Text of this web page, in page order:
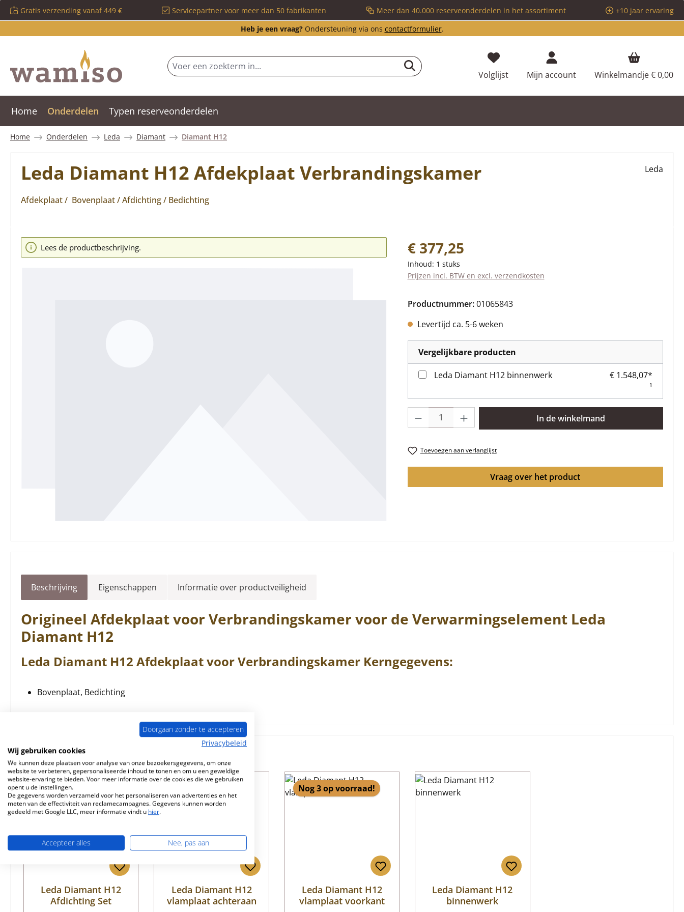
naar de hoofdinhoud
Ga naar de zoekopdracht
Ga naar de hoofdnavigatie
Gratis verzending vanaf 449 € Servicepartner voor meer dan 50 fabrikanten Meer dan 40.000 reserveonderdelen in het assortiment
+10 jaar ervaring
Heb je een vraag?Ondersteuning via ons contactformulier.
VolglijstJe hebt 0 items op je verlanglijstje
Mijn account Winkelmandje€ 0,00
Home Onderdelen Typen reserveonderdelen
Home Onderdelen Leda Diamant Diamant H12
Leda Diamant H12 Afdekplaat Verbrandingskamer
Afdekplaat / Bovenplaat / Afdichting / Bedichting
Leda
Afbeeldingengalerij overslaan
Lees de productbeschrijving. Normale prijs:
€ 377,25
Inhoud: 1 stuks
Prijzen incl. BTW en excl. verzendkosten
Productnummer:01065843
Levertijd ca. 5-6 weken
Vergelijkbare producten
Leda Diamant H12 binnenwerk
€ 1.548,07*
¹
Producthoeveelheid: Voer de gewenste hoeveelheid in of gebruik de knoppen
In de winkelmand
Toevoegen aan verlanglijst
Vraag over het product
Beschrijving Eigenschappen Informatie over productveiligheid
Origineel Afdekplaatvoor Verbrandingskamer voor de Verwarmingselement Leda
Diamant H12
Leda Diamant H12 AfdekplaatvoorVerbrandingskamer Kerngegevens:
Bovenplaat, Bedichting
Vergelijkbare producten
Productgalerij overslaan
Nog 1 op voorraad!
Leda Diamant H12
Afdichting Set
Leda Diamant H12
vlamplaat achteraan
Nog 3 op voorraad!
Leda Diamant H12
vlamplaat voorkant
Leda Diamant H12
binnenwerk
Doorgaan zonder te accepteren
Privacybeleid
Wij gebruiken cookies
We kunnen deze plaatsen voor analyse van onze bezoekersgegevens, om onze
website te verbeteren, gepersonaliseerde inhoud te tonen en om u een geweldige
website-ervaring te bieden. Voor meer informatie over de cookies die we gebruiken
opent u de instellingen.
De gegevens worden verzameld voor het personaliseren van advertenties en het
meten van de effectiviteit van reclamecampagnes. Gegevens kunnen worden
gedeeld met Google LLC, meer informatie vindt u hier.
Accepteer alles Nee, pas aan